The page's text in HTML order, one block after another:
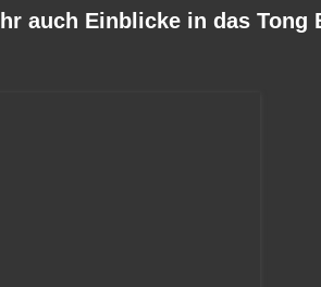
auch Einblicke in das Tong